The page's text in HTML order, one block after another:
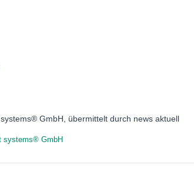
GmbH, übermittelt durch news aktuell
systems® GmbH